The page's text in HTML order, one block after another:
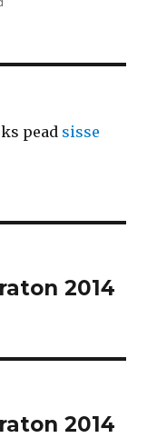
pead sisse
2014
2014